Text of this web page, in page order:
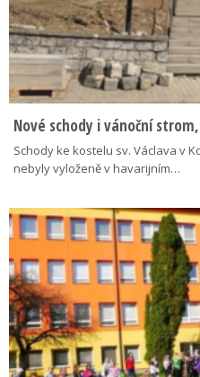
Nové schody i vánoční
Schody ke kostelu sv. Václava v
nebyly vyloženě v havarijním…